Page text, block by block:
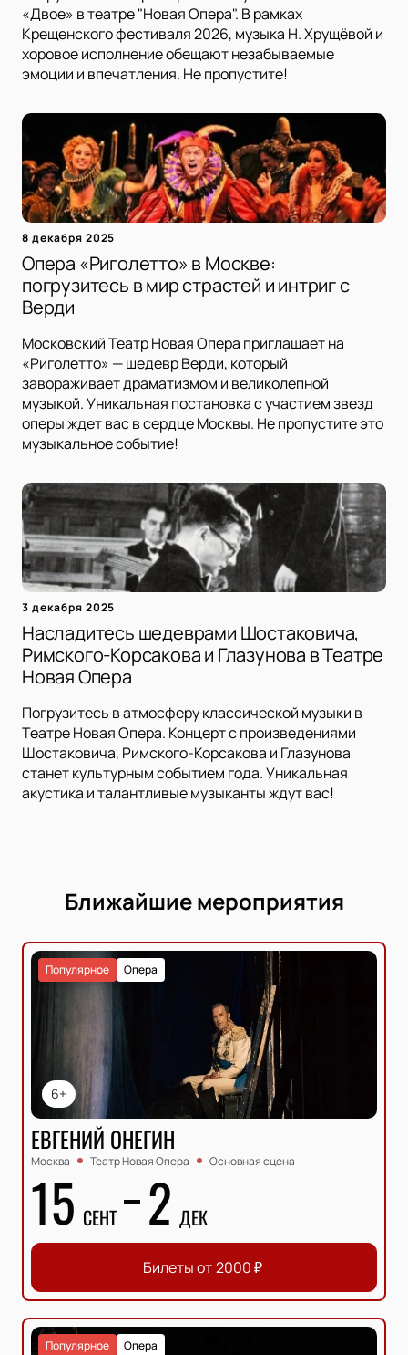
«Двое» в театре "Новая Опера". В рамках
Крещенского фестиваля 2026, музыка Н. Хрущёвой и
хоровое исполнение обещают незабываемые
эмоции и впечатления. Не пропустите!
8 декабря 2025
Опера «Риголетто» в Москве:
погрузитесь в мир страстей и интриг с
Верди
Московский Театр Новая Опера приглашает на
«Риголетто» — шедевр Верди, который
завораживает драматизмом и великолепной
музыкой. Уникальная постановка с участием звезд
оперы ждет вас в сердце Москвы. Не пропустите это
музыкальное событие!
3 декабря 2025
Насладитесь шедеврами Шостаковича,
Римского-Корсакова и Глазунова в Театре
Новая Опера
Погрузитесь в атмосферу классической музыки в
Театре Новая Опера. Концерт с произведениями
Шостаковича, Римского-Корсакова и Глазунова
станет культурным событием года. Уникальная
акустика и талантливые музыканты ждут вас!
Ближайшие мероприятия
6+
Опера
Популярное
ЕВГЕНИЙ ОНЕГИН
Москва Театр Новая Опера Основная сцена
15 СЕНТ 2 ДЕК
Билеты от 2000₽
Опера
Популярное